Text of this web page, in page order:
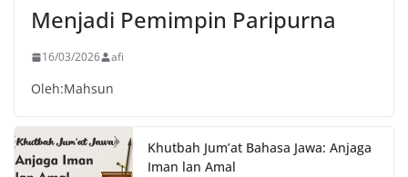
Menjadi Pemimpin Paripurna
16/03/2026 afi
Oleh:Mahsun
Khutbah Jum’at Bahasa Jawa: Anjaga
Iman lan Amal